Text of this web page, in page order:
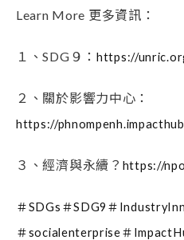
Learn More 更多資訊：
１、SDG９：https://
２、關於影響力中心：
https://
３、經濟與永續？ https://
＃SDGs ＃SDG9 ＃
＃socialenterprise＃